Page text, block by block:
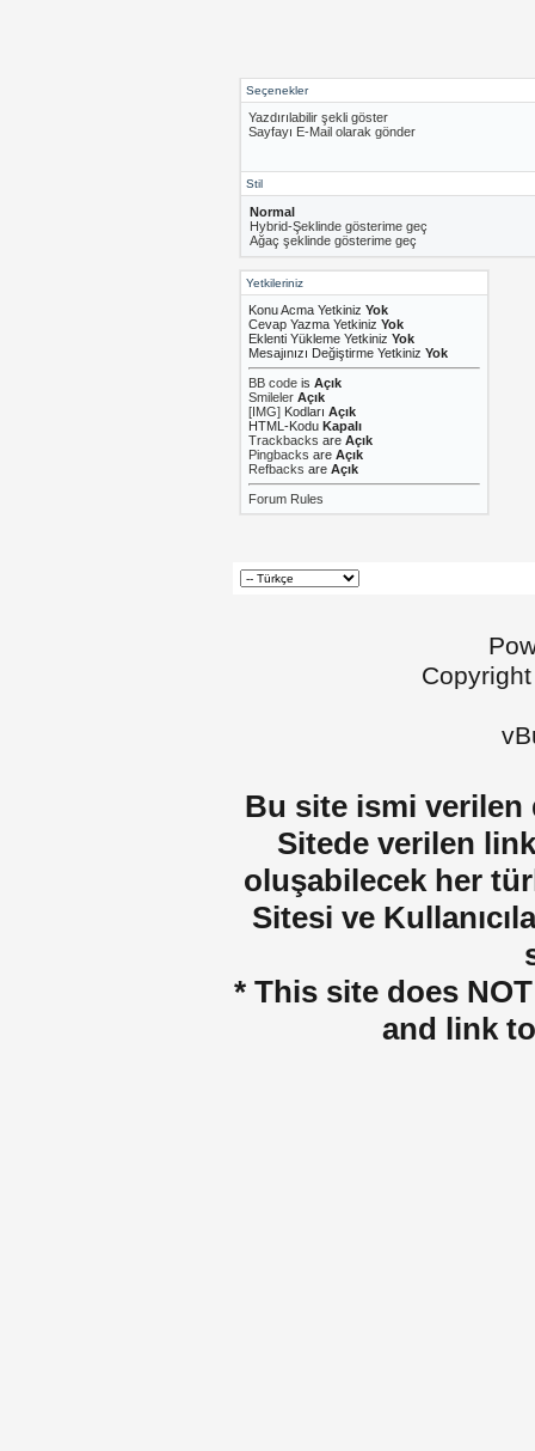
Seçenekler
Yazdırılabilir şekli göster
Sayfayı E-Mail olarak gönder
Stil
Normal
Hybrid-Şeklinde gösterime geç
Ağaç şeklinde gösterime geç
Yetkileriniz
Konu Acma Yetkiniz Yok
Cevap Yazma Yetkiniz Yok
Eklenti Yükleme Yetkiniz Yok
Mesajınızı Değiştirme Yetkiniz Yok
BB code is Açık
Smileler Açık
[IMG] Kodları Açık
HTML-Kodu Kapalı
Trackbacks are Açık
Pingbacks are Açık
Refbacks are Açık
Forum Rules
Bu site ismi verilen
Sitede verilen
oluşabilecek her
Sitesi ve
* This site does
and link